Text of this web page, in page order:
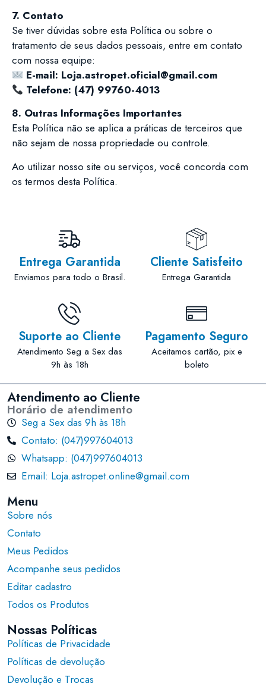
7. Contato
Se tiver dúvidas sobre esta Política ou sobre o
tratamento de seus dados pessoais, entre em contato
com nossa equipe:
E-mail: Loja.astropet.oficial@gmail.com
Telefone: (47) 99760-4013
8. Outras Informações Importantes
Esta Política não se aplica a práticas de terceiros que
não sejam de nossa propriedade ou controle.
Ao utilizar nosso site ou serviços, você concorda com
os termos desta Política.
Entrega Garantida
Enviamos para todo o Brasil.
Cliente Satisfeito
Entrega Garantida
Suporte ao Cliente
Atendimento Seg a Sex das
9h às 18h
Pagamento Seguro
Aceitamos cartão, pix e
boleto
Atendimento ao Cliente
Horário de atendimento
Seg a Sex das 9h às 18h
Contato: (047)997604013
Whatsapp: (047)997604013
Email: Loja.astropet.online@gmail.com
Menu
Sobre nós
Contato
Meus Pedidos
Acompanhe seus pedidos
Editar cadastro
Todos os Produtos
Nossas Políticas
Políticas de Privacidade
Políticas de devolução
Devolução e Trocas